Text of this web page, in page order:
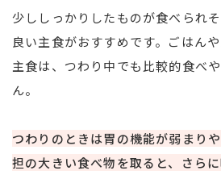
少ししっかりしたものが食べられ
良い主食がおすすめです。ごはん
主食は、つわり中でも比較的食べ
ん。
つわりのときは胃の機能が弱まり
担の大きい食べ物を取ると、さら